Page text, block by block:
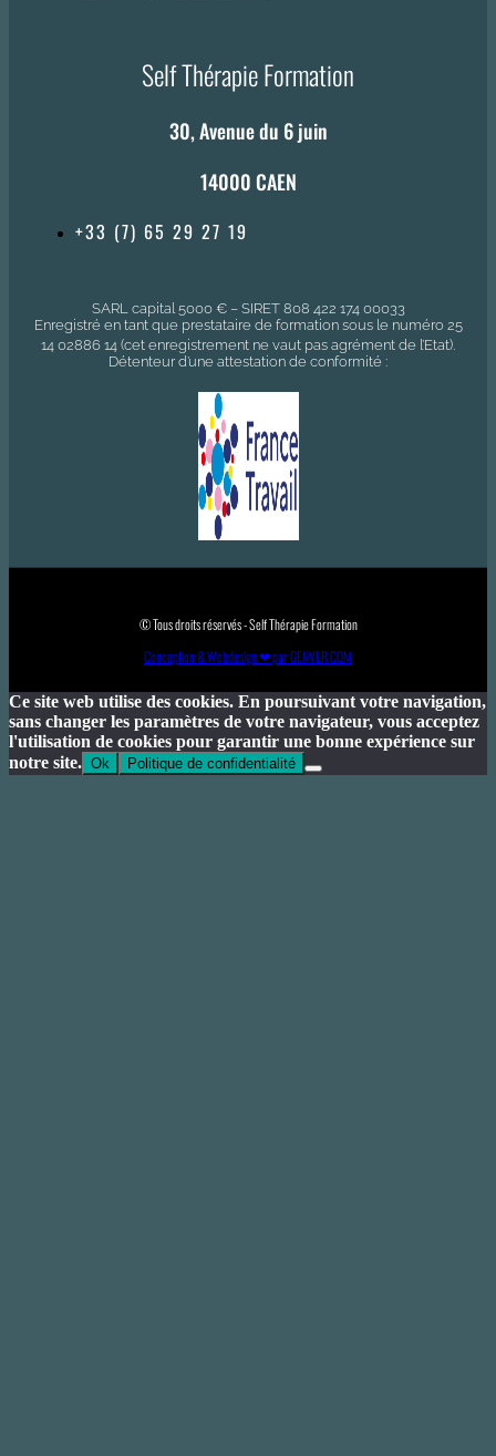
Self Thérapie Formation
30, Avenue du 6 juin
14000 CAEN
+33 (7) 65 29 27 19
SARL capital 5000 € – SIRET 808 422 174 00033
Enregistré en tant que prestataire de formation sous le numéro 25
14 02886 14 (cet enregistrement ne vaut pas agrément de l’Etat).
Détenteur d’une attestation de conformité :
© Tous droits réservés - Self Thérapie Formation
Conception & Webdesign ❤ par GENVER.COM
Ce site web utilise des cookies. En poursuivant votre navigation,
sans changer les paramètres de votre navigateur, vous acceptez
l'utilisation de cookies pour garantir une bonne expérience sur
notre site. Ok Politique de confidentialité